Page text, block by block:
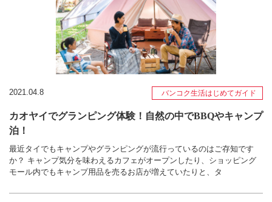
2021.04.8 バンコク生活はじめてガイド
カオヤイでグランピング体験！自然の中でBBQやキャンプ
泊！
最近タイでもキャンプやグランピングが流行っているのはご存知です
か？ キャンプ気分を味わえるカフェがオープンしたり、ショッピング
モール内でもキャンプ用品を売るお店が増えていたりと、タ